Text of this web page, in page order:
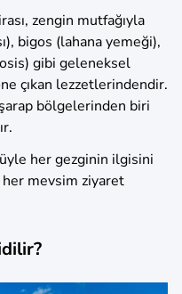
zengin mutfağıyla
bigos (lahana yemeği),
gibi geleneksel
çıkan lezzetlerindendir.
bölgelerinden biri
her gezginin ilgisini
mevsim ziyaret